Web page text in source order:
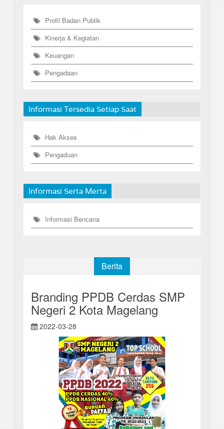
Profil Badan Publik
Kinerja & Kegiatan
Keuangan
Pengadaan
Informasi Tersedia Setiap Saat
Hak Akses
Pengaduan
Informasi Serta Merta
Informasi Bencana
Berita
Branding PPDB Cerdas SMP
Negeri 2 Kota Magelang
2022-03-28